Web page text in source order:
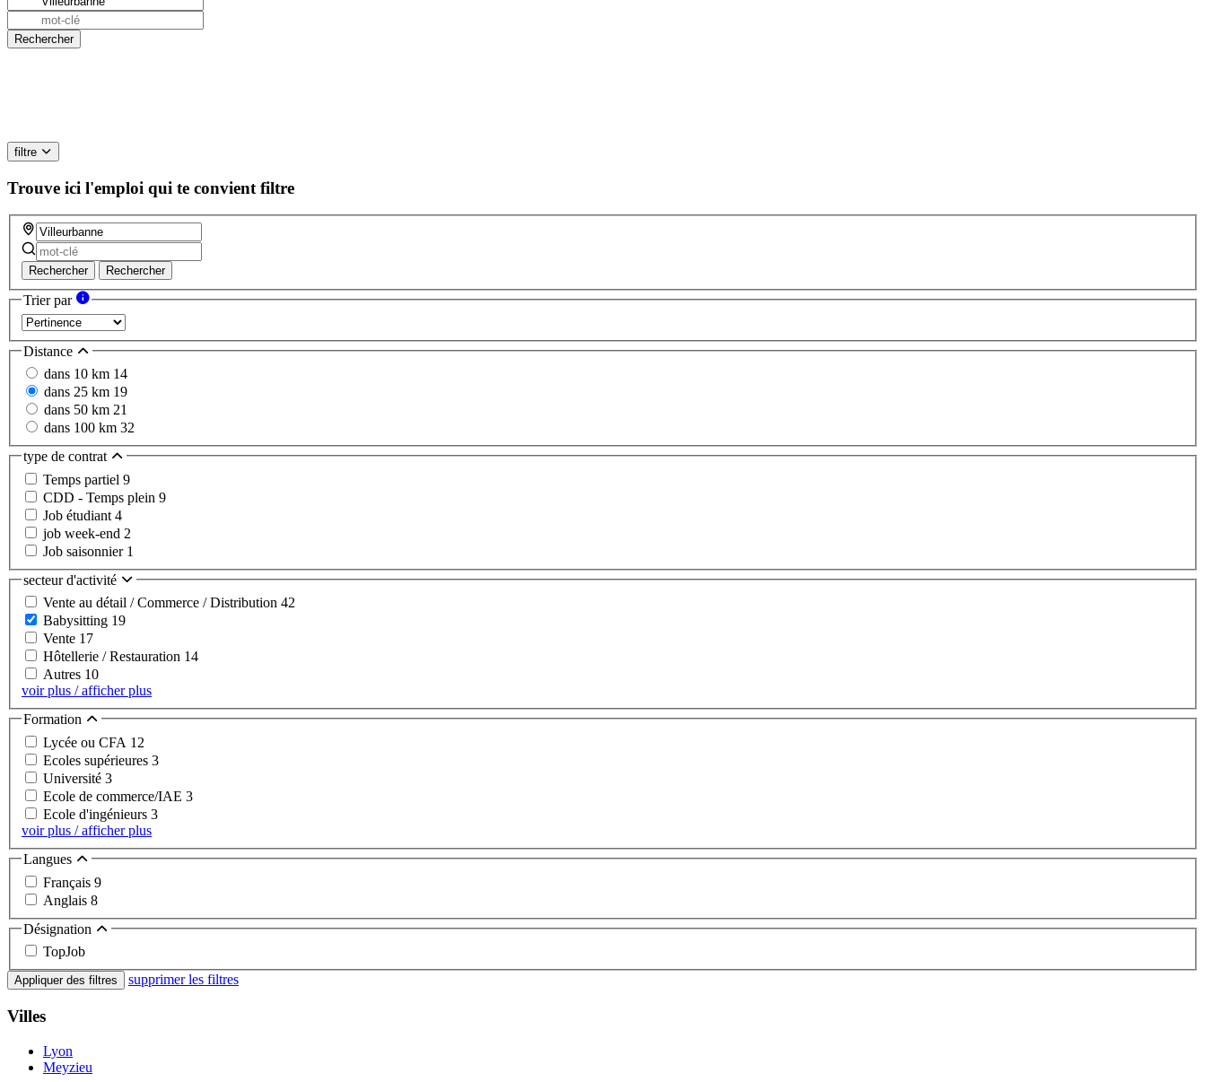
filtre
Trouve ici l'emploi qui te convient filtre
Rechercher Rechercher
Trier par
Distance
dans 10 km 14
dans 25 km 19
dans 50 km 21
dans 100 km 32
type de contrat
Temps partiel 9
CDD - Temps plein 9
Job étudiant 4
job week-end 2
Job saisonnier 1
secteur d'activité
Vente au détail / Commerce / Distribution 42
Babysitting 19
Vente 17
Hôtellerie / Restauration 14
Autres 10
voir plus / afficher plus
Formation
Lycée ou CFA 12
Ecoles supérieures 3
Université 3
Ecole de commerce/IAE 3
Ecole d'ingénieurs 3
voir plus / afficher plus
Langues
Français 9
Anglais 8
Désignation
TopJob
Appliquer des filtres supprimer les filtres
Villes
Lyon
Meyzieu